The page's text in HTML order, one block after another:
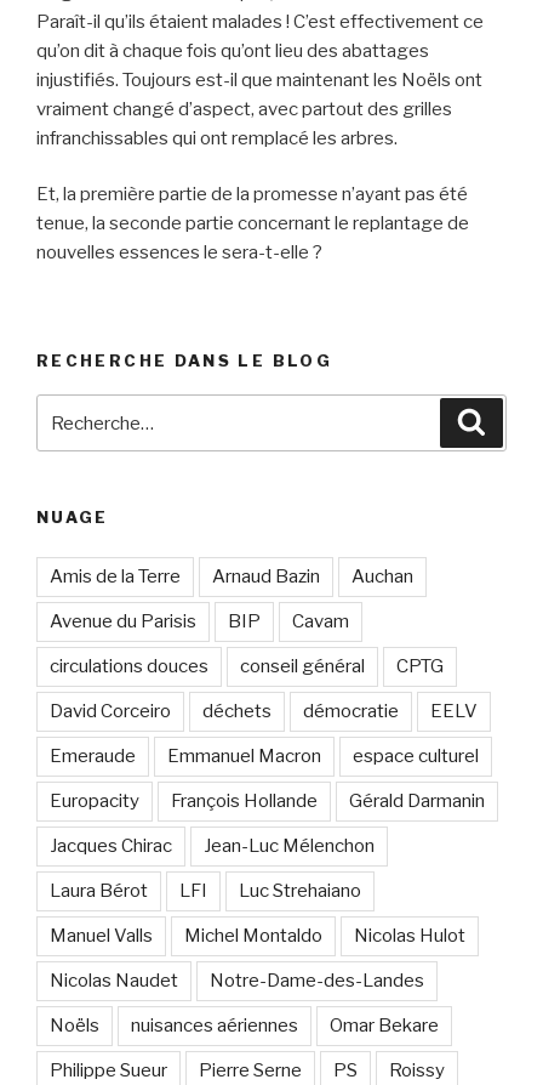
Paraît-il qu’ils étaient malades ! C’est effectivement ce
qu’on dit à chaque fois qu’ont lieu des abattages
injustifiés. Toujours est-il que maintenant les Noëls ont
vraiment changé d’aspect, avec partout des grilles
infranchissables qui ont remplacé les arbres.
Et, la première partie de la promesse n’ayant pas été
tenue, la seconde partie concernant le replantage de
nouvelles essences le sera-t-elle ?
RECHERCHE DANS LE BLOG
NUAGE
Amis de la Terre Arnaud Bazin Auchan
Avenue du Parisis BIP Cavam
circulations douces conseil général CPTG
David Corceiro déchets démocratie EELV
Emeraude Emmanuel Macron espace culturel
Europacity François Hollande Gérald Darmanin
Jacques Chirac Jean-Luc Mélenchon
Laura Bérot LFI Luc Strehaiano
Manuel Valls Michel Montaldo Nicolas Hulot
Nicolas Naudet Notre-Dame-des-Landes
Noëls nuisances aériennes Omar Bekare
Philippe Sueur Pierre Serne PS Roissy